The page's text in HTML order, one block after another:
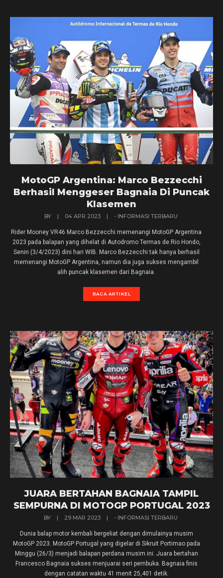
MotoGP Argentina: Marco Bezzecchi
Berhasil Menggeser Bagnaia Di Puncak
Klasemen
BY | 04 APR 2023 | - INFORMASI TERBARU
Rider Mooney VR46 Marco Bezzecchi memenangi MotoGP Argentina
2023 pada balapan yang dihelat di Autodromo Termas de Rio Hondo,
Senin (3/4/2023) dini hari WIB. Marco Bezzecchi tak hanya berhasil
memenangi MotoGP Argentina, namun dia juga sukses mengambil
alih puncak klasemen dari Bagnaia.
BACA ARTIKEL
JUARA BERTAHAN BAGNAIA TAMPIL
SEMPURNA DI MOTOGP PORTUGAL 2023
BY | 29 MAR 2023 | - INFORMASI TERBARU
Dunia balap motor kembali bergeliat dengan dimulainya musim
MotoGP 2023. MotoGP Portugal yang digelar di Sikruit Portimao pada
Minggu (26/3) menjadi balapan perdana musim ini. Juara bertahan
Francesco Bagnaia sukses menjuarai seri pembuka. Bagnaia finis
dengan catatan waktu 41 menit 25,401 detik.